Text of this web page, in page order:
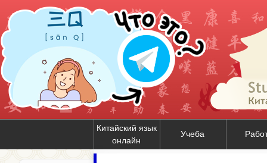
Китайский язык
онлайн
Учеба